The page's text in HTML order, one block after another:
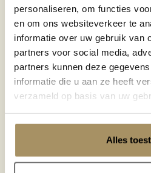
personaliseren, om functies
en om ons websiteverkeer te
informatie over uw gebruik van
partners voor social media,
partners kunnen deze
informatie die u aan ze heeft
verzameld op basis van uw
Alles